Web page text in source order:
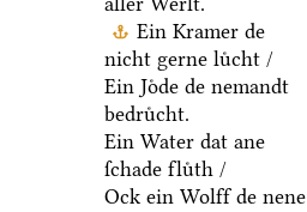
Ein Kramer de
nicht gerne luͤcht /
Ein Joͤde de nemandt
bedruͤcht.
Ein Water dat ane
ſchade fluͤth /
Ock ein Wolff de nene